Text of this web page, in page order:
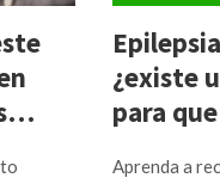
¿existe
para
Aprenda a